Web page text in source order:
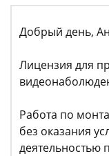
Добрый день,
Лицензия для
Работа по
без оказания
деятельностью